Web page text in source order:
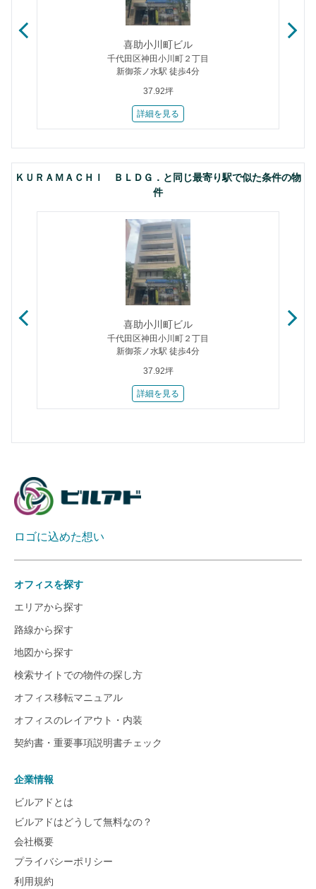
喜助小川町ビル
千代田区神田小川町２丁目
新御茶ノ水駅 徒歩4分
37.92坪
詳細を見る
ＫＵＲＡＭＡＣＨＩ ＢＬＤＧ．と同じ最寄り駅で似た条件の物
件
喜助小川町ビル
千代田区神田小川町２丁目
新御茶ノ水駅 徒歩4分
37.92坪
詳細を見る
ロゴに込めた想い
オフィスを探す
エリアから探す
路線から探す
地図から探す
検索サイトでの物件の探し方
オフィス移転マニュアル
オフィスのレイアウト・内装
契約書・重要事項説明書チェック
企業情報
ビルアドとは
ビルアドはどうして無料なの？
会社概要
プライバシーポリシー
利用規約